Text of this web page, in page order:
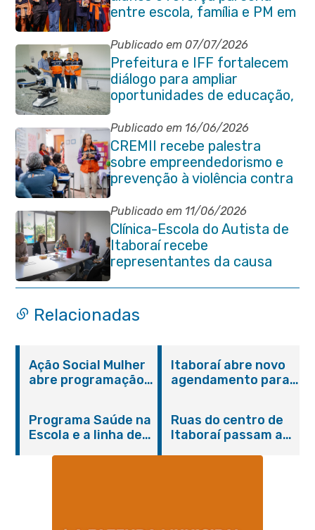
entre escola, família e PM em
Itaboraí
Publicado em 07/07/2026
Prefeitura e IFF fortalecem
diálogo para ampliar
oportunidades de educação,
ciência e inovação em
Itaboraí
Publicado em 16/06/2026
CREMII recebe palestra
sobre empreendedorismo e
prevenção à violência contra
a pessoa idosa
Publicado em 11/06/2026
Clínica-Escola do Autista de
Itaboraí recebe
representantes da causa
atípica de Santa Catarina
Relacionadas
Ação Social Mulher
abre programação
serviços gratuitos e
orientações
Itaboraí abre novo
agendamento para
Programa Saúde na
Escola e a linha de
Ruas do centro de
Itaboraí passam a